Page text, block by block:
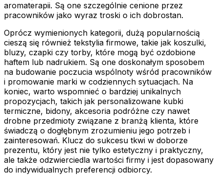
aromaterapii. Są one szczególnie cenione przez
pracowników jako wyraz troski o ich dobrostan.
Oprócz wymienionych kategorii, dużą popularnością
cieszą się również tekstylia firmowe, takie jak koszulki,
bluzy, czapki czy torby, które mogą być ozdobione
haftem lub nadrukiem. Są one doskonałym sposobem
na budowanie poczucia wspólnoty wśród pracowników
i promowanie marki w codziennych sytuacjach. Na
koniec, warto wspomnieć o bardziej unikalnych
propozycjach, takich jak personalizowane kubki
termiczne, bidony, akcesoria podróżne czy nawet
drobne przedmioty związane z branżą klienta, które
świadczą o dogłębnym zrozumieniu jego potrzeb i
zainteresowań. Klucz do sukcesu tkwi w doborze
prezentu, który jest nie tylko estetyczny i praktyczny,
ale także odzwierciedla wartości firmy i jest dopasowany
do indywidualnych preferencji odbiorcy.